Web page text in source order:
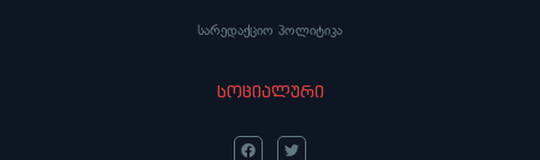
სარედაქციო პოლიტიკა
სოციალური